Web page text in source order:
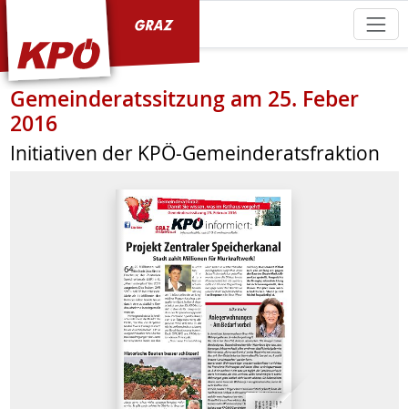
Gemeinderatssitzung am 25. Feber
2016
Initiativen der KPÖ-Gemeinderatsfraktion